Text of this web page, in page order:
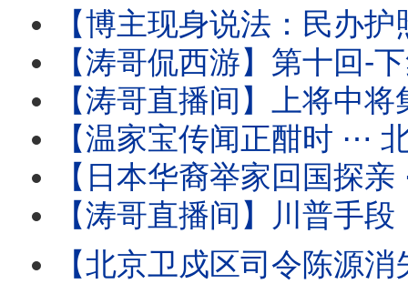
【博主现身说法：民办护照开卡！】警察开始追讨户
【涛哥侃西游】第十回-下集：二将军宫门镇鬼 唐太宗地府还魂 ⋯ 阴曹
【涛哥直播间】上将中将集体缺席建军99
【温家宝传闻正酣时 ⋯ 北戴河会议开始！】与将军
【日本华裔举家回国探亲 ⋯ 离境登机时被抓！】信不
【涛哥直播间】川普手段：再次撤回对伊朗
【北京卫戍区司令陈源消失 ⋯ 胡温传闻骤起！】受命于蔡奇 保护习